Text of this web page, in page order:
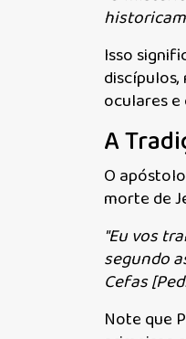
Isso
discípulos,
oculares
A
O
morte de
"Eu vos
segundo
Cefas
Note que